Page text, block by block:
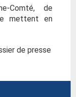
Comté, de
mettent en
de presse